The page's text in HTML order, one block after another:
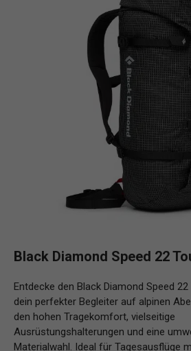
Black Diamond Speed 22
Entdecke den Black Diamond Speed
dein perfekter Begleiter auf alpinen
den hohen Tragekomfort, vielseitige
Ausrüstungshalterungen und eine
Materialwahl. Ideal für Tagesausflüge